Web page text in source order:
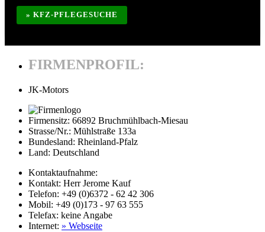
» KFZ-PFLEGESUCHE
FIRMENPROFIL:
JK-Motors
Firmensitz: 66892 Bruchmühlbach-Miesau
Strasse/Nr.: Mühlstraße 133a
Bundesland: Rheinland-Pfalz
Land: Deutschland
Kontaktaufnahme:
Kontakt: Herr Jerome Kauf
Telefon: +49 (0)6372 - 62 42 306
Mobil: +49 (0)173 - 97 63 555
Telefax: keine Angabe
Internet: » Webseite